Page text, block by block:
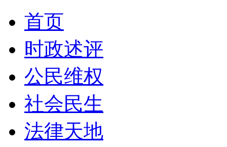
首页
时政述评
公民维权
社会民生
法律天地